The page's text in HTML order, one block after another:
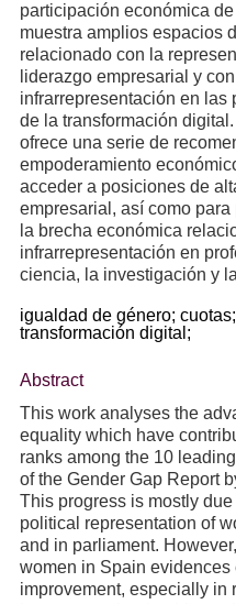
participación económica
muestra amplios espacios
relacionado con la
liderazgo empresarial y
infrarrepresentación en las
de la transformación
ofrece una serie de
empoderamiento
acceder a posiciones de
empresarial, así como
la brecha económica
infrarrepresentación en
ciencia, la investigación y
igualdad de género; cuotas;
transformación digital;
Abstract
This work analyses the
equality which have
ranks among the 10
of the Gender Gap Report
This progress is mostly
political representation of
and in parliament.
women in Spain evidences
improvement, especially in